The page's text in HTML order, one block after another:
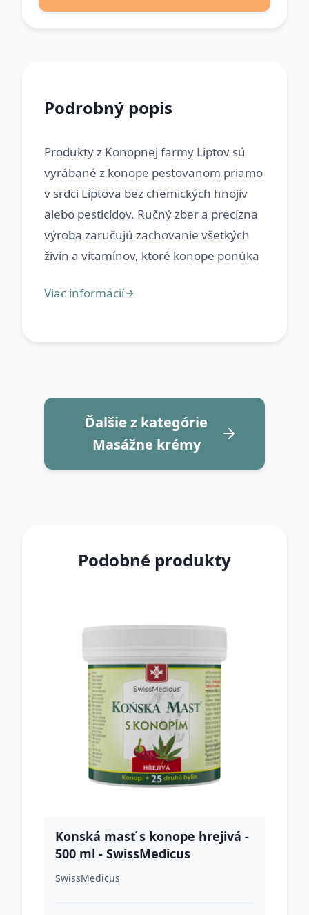
Podrobný popis
Produkty z Konopnej farmy Liptov sú
vyrábané z konope pestovanom priamo
v srdci Liptova bez chemických hnojív
alebo pesticídov. Ručný zber a precízna
výroba zaručujú zachovanie všetkých
Ďalšie z kategórie
Masážne krémy
Podobné produkty
Konská masť s konope hrejivá -
500 ml - SwissMedicus
SwissMedicus